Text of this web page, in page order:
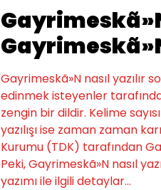
Gayrimeskã»N nasıl yazılır
edinmek isteyenler
zengin bir dildir. Kelime
yazılışı ise zaman zaman
Kurumu (TDK) tarafından
Peki, Gayrimeskã»N nasıl
yazımı ile ilgili detaylar...